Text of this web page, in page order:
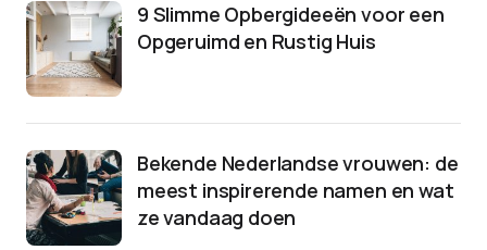
9 Slimme Opbergideeën voor een
Opgeruimd en Rustig Huis
Bekende Nederlandse vrouwen: de
meest inspirerende namen en wat
ze vandaag doen